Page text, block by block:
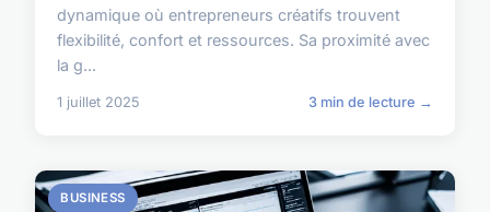
dynamique où entrepreneurs créatifs trouvent
flexibilité, confort et ressources. Sa proximité avec
la g...
1 juillet 2025 3 min de lecture →
BUSINESS